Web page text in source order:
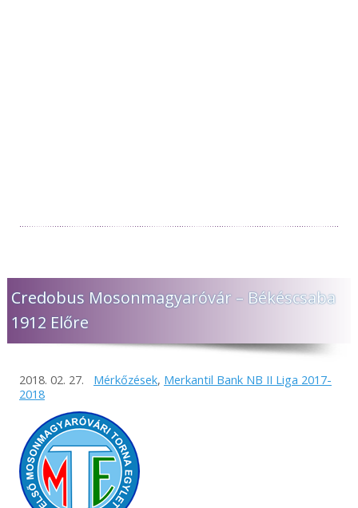
Credobus Mosonmagyaróvár – Békéscsaba
1912 Előre
2018. 02. 27. Mérkőzések, Merkantil Bank NB II Liga 2017-
2018